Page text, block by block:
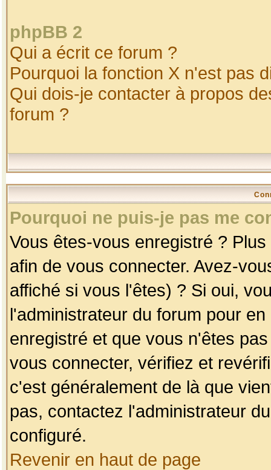
phpBB 2
Qui a écrit ce forum ?
Pourquoi la fonction X n'est pas
Qui dois-je contacter à propos
forum ?
Pourquoi ne puis-je pas me
Vous êtes-vous enregistré ?
afin de vous connecter. Avez-
affiché si vous l'êtes) ? Si oui,
l'administrateur du forum pour
enregistré et que vous n'êtes
vous connecter, vérifiez et
c'est généralement de là que
pas, contactez l'administrateur
configuré.
Revenir en haut de page